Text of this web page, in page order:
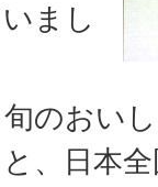
まし
のおい
、日本